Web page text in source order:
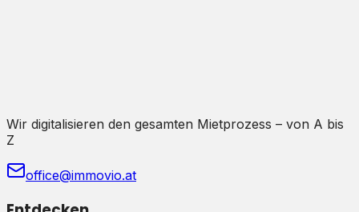
Wir digitalisieren den gesamten Mietprozess – von A bis
Z
office@immovio.at